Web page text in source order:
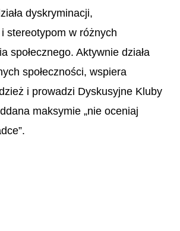
dyskryminacji,
stereotypom w różnych
społecznego. Aktywnie działa
społeczności, wspiera
i prowadzi Dyskusyjne Kluby
maksymie „nie oceniaj